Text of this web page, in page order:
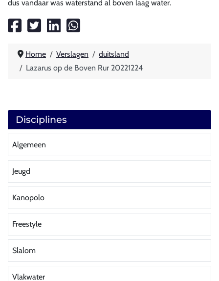
dus vandaar was waterstand al boven laag water.
Home Verslagen
duitsland
Lazarus op de Boven Rur 20221224
Disciplines
Algemeen
Jeugd
Kanopolo
Freestyle
Slalom
Vlakwater